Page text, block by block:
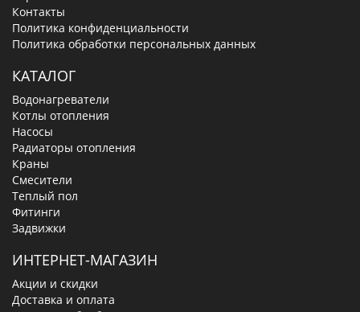
Контакты
Политика конфиденциальности
Политика обработки персональных данных
КАТАЛОГ
Водонагреватели
Котлы отопления
Насосы
Радиаторы отопления
Краны
Смесители
Теплый пол
Фитинги
Задвижки
ИНТЕРНЕТ-МАГАЗИН
Акции и скидки
Доставка и оплата